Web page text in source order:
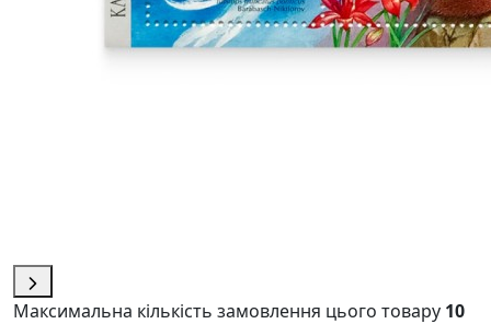
Максимальна кількість замовлення цього товару 10